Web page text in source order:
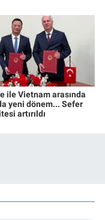
ile Vietnam arasında
yeni dönem... Sefer
artırıldı